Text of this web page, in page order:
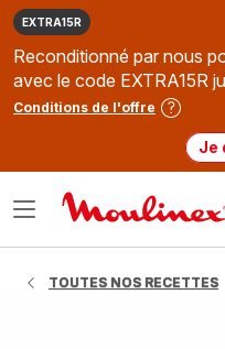
EXTRA15R
Reconditionné par nous
avec le code EXTRA15R
Conditions de l'offre
Je
Ouvrir
TOUTES NOS RECETTES